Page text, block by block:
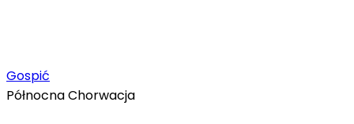
Gospić
Północna Chorwacja